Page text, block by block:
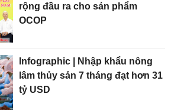
rộng đầu ra cho sản phẩm
OCOP
Infographic | Nhập khẩu nông
lâm thủy sản 7 tháng đạt hơn 31
tỷ USD